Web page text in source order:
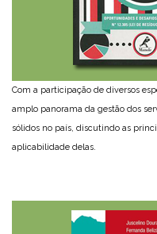
Com a participação de diversos
amplo panorama da gestão dos
sólidos no país, discutindo as
aplicabilidade delas.